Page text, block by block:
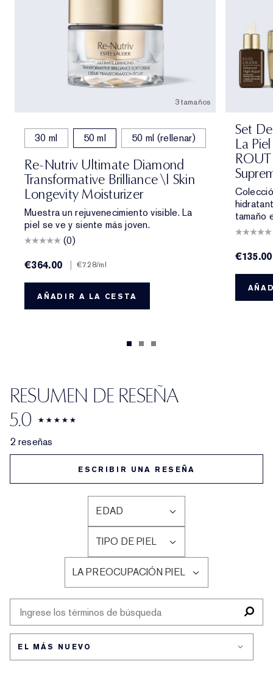
3 tamaños
30 ml 50 ml 50 ml (rellenar)
Re-Nutriv Ultimate Diamond
Transformative Brilliance \| Skin
Longevity Moisturizer
Muestra un rejuvenecimiento visible. La
piel se ve y siente más joven.
(0)
€364.00
€7.28/ml
AÑADIR A LA CESTA
Set
La
tamaño
€135.00
RESUMEN DE RESEÑA
5.0
2 reseñas
ESCRIBIR UNA RESEÑA
EDAD
FILTRAR
RESEÑAS
POR
EDAD
TIPO DE PIEL
FILTRAR
RESEÑAS
POR
TIPO
DE
PIEL
LA PREOCUPACIÓN PIEL
FILTRAR
RESEÑAS
LA
PIEL